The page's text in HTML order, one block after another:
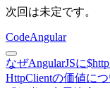
次回は未定です。
CodeAngular
なぜAngularJSに
HttpClientの価値につ